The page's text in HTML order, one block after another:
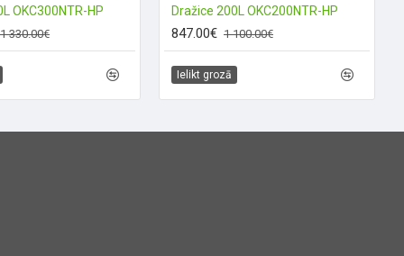
OKC300NTR-HP
1 330.00€
Dražice 200L OKC200NTR-HP
847.00€ 1 100.00€
Ielikt grozā